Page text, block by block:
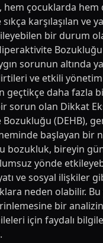
hem çocuklarda hem
karşılaşılan ve
bir durum
Bozukluğu
sorunun altında
ve etkili yönetim
geçtikçe daha fazla
sorun olan Dikkat
(DEHB),
başlayan bir
bozukluk, bireyin
yönde
ve sosyal ilişkiler
neden olabilir. Bu
bir
için faydalı